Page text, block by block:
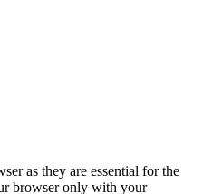
as they are essential for the
browser only with your